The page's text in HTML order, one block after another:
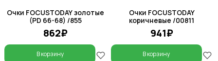
Очки FOCUSTODAY золотые
(PD 66-68) /855
862₽
В корзину
Очки FOCUSTODAY
коричневые /00811
941₽
В корзину